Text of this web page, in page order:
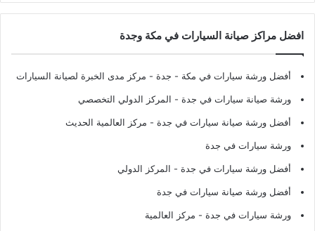
افضل مراكز صيانة السيارات في مكة وجدة
أفضل ورشة سيارات في مكة - جدة - مركز مدى الخبرة لصيانة السيارات
ورشة صيانة سيارات في جدة - المركز الدولي التخصصي
أفضل ورشة صيانة سيارات في جدة - مركز العالمية الحديث
ورشة سيارات في جدة
أفضل ورشة سيارات في جدة - المركز الدولي
أفضل ورشة صيانة سيارات في جدة
ورشة سيارات في جدة - مركز العالمية